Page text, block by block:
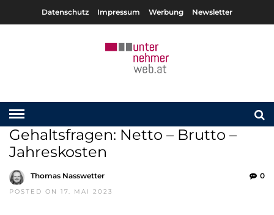
Datenschutz Impressum Werbung Newsletter
Gehaltsfragen: Netto – Brutto –
Jahreskosten
Thomas Nasswetter
POSTED ON 17. MAI 2023
0